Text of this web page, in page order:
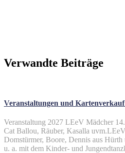
Verwandte Beiträge
Veranstaltungen und Kartenverkauf
Veranstaltung 2027 LEeV Mädcher
Cat Ballou, Räuber, Kasalla
Domstürmer, Boore, Dennis aus
u. a. mit dem Kinder- und